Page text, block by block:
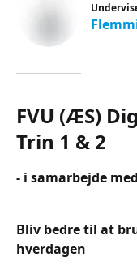
FVU (ÆS)
Trin 1 & 2
- i samarbejde
Bliv bedre til at
hverdagen